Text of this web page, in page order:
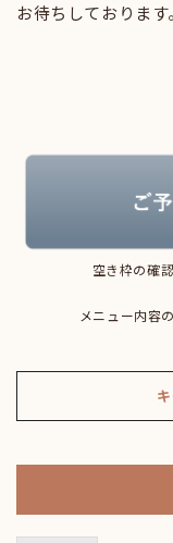
お待ちしております。
空き枠の確
メニュー内容